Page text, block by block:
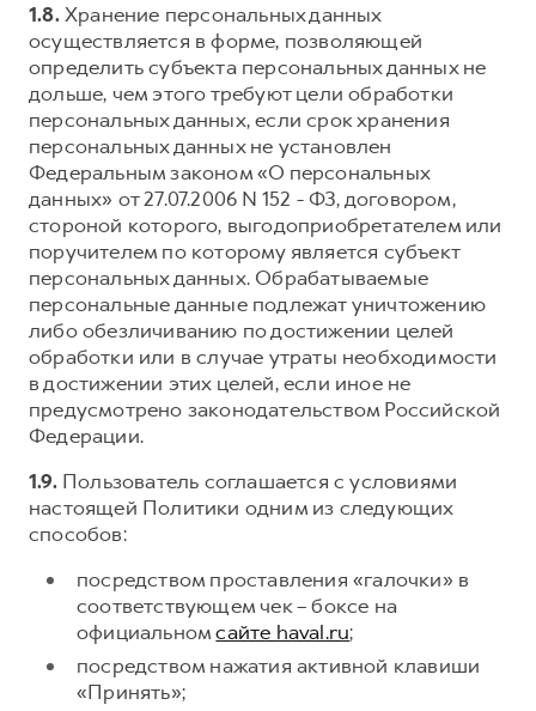
1.8.Хранение персональных данных
осуществляется в форме, позволяющей
определить субъекта персональных данных не
дольше, чем этого требуют цели обработки
персональных данных, если срок хранения
персональных данных не установлен
Федеральным законом «О персональных
данных» от 27.07.2006 N 152 - ФЗ, договором,
стороной которого, выгодоприобретателем или
поручителем по которому является субъект
персональных данных. Обрабатываемые
персональные данные подлежат уничтожению
либо обезличиванию по достижении целей
обработки или в случае утраты необходимости
в достижении этих целей, если иное не
предусмотрено законодательством Российской
Федерации.
1.9.Пользователь соглашается с условиями
настоящей Политики одним из следующих
способов:
посредством проставления «галочки» в
соответствующем чек – боксе на
официальномсайте haval.ru;
посредством нажатия активной клавиши
«Принять»;